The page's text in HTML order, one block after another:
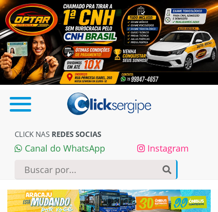
CLICK NAS REDES SOCIAS
Canal do WhatsApp Instagram